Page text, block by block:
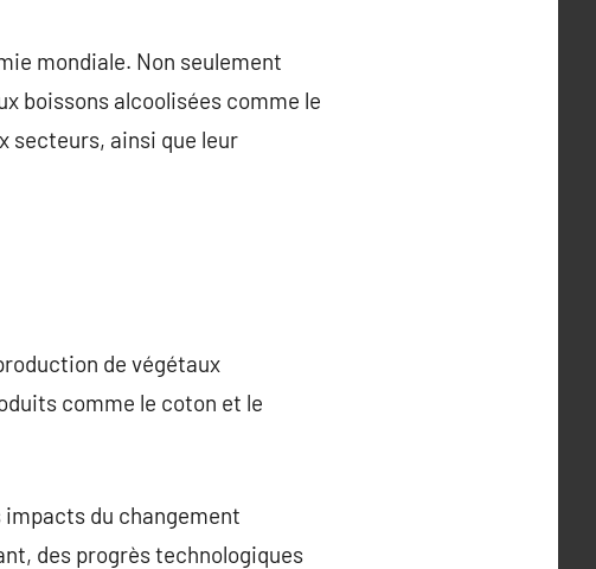
mondiale. Non seulement
boissons alcoolisées comme le
secteurs, ainsi que leur
de végétaux
comme le coton et le
du changement
des progrès technologiques